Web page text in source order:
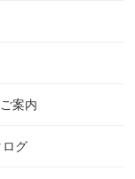
案内
ログ